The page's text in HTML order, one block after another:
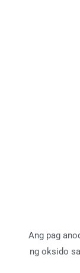
Ang pag
ng oksido